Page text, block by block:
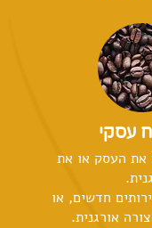
עסקי
את העסק או את
חדשים, או
אורגנית.